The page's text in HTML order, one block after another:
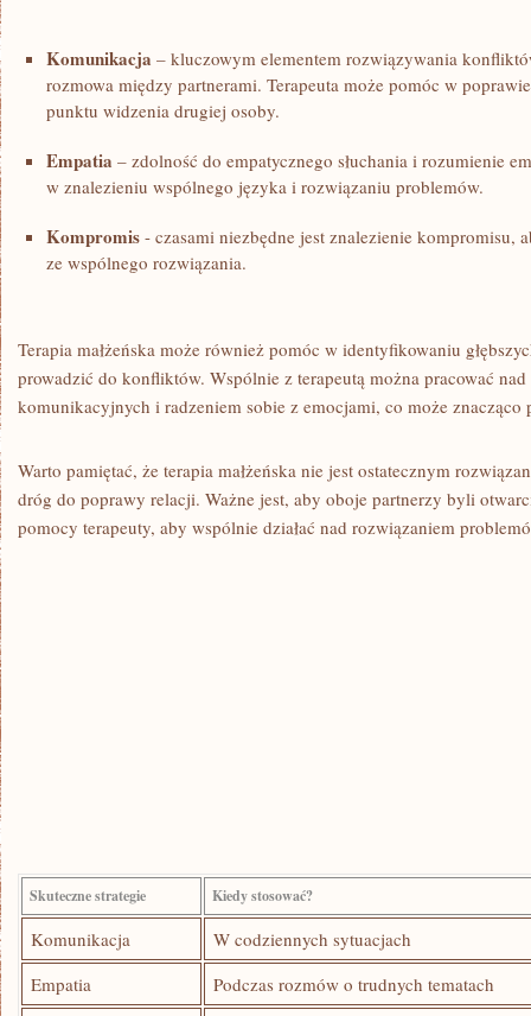
Komunikacja – kluczowym elementem rozwiązywania
‌rozmowa między⁣ partnerami. Terapeuta ‌może pomóc w
punktu widzenia drugiej osoby.
Empatia – zdolność do empatycznego słuchania i ​rozumienie
w znalezieniu wspólnego języka i rozwiązaniu problemów.
Kompromis ⁢- czasami niezbędne ⁣jest znalezienie kompromisu,
⁤ze wspólnego rozwiązania.
Terapia małżeńska może również pomóc⁤ w identyfikowaniu
prowadzić ‌do‍ konfliktów. Wspólnie ⁣z terapeutą można pracować
komunikacyjnych i radzeniem sobie z emocjami, co może⁢ znacząco
Warto pamiętać, że terapia małżeńska nie jest ostatecznym
dróg do poprawy relacji. ⁤Ważne jest, ⁢aby oboje⁤ partnerzy byli
pomocy terapeuty, aby wspólnie działać nad rozwiązaniem
Skuteczne strategie Kiedy stosować?
Komunikacja
W codziennych sytuacjach
Empatia
Podczas rozmów o trudnych⁢ tematach